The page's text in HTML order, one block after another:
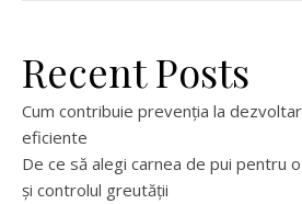
Recent Posts
Cum contribuie prevenția la
eficiente
De ce să alegi carnea de pui pentru
și controlul greutății